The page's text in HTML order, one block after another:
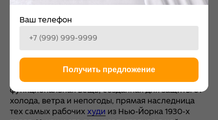
Ваш телефон
Получить предложение
обратите внимание на качество молнии или
пуговиц. В модели Kappa Kontroll,
например, используется необычная
застежка на пуговицы «моржовый клык» .
В конечном счете,худис закрытым капюшоном
— это не просто дань моде или способ спрятаться
от чужих взглядов. Это, прежде всего,
функциональная вещь, созданная для защиты от
холода, ветра и непогоды, прямая наследница
тех самых рабочих худи из Нью-Йорка 1930-х